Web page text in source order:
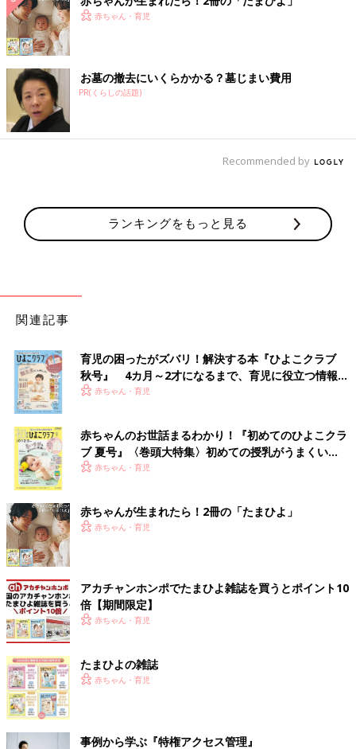
赤ちゃん・育児
お墓の撤去にいくらかかる？墓じまい費用
PR(くらしの話題)
Recommended by
ランキングをもっと見る
関連記事
育児の困ったがズバリ！解決する本『ひよこクラブ
秋号』 4カ月～2才になるまで、育児に役立つ情報が
いっぱい！
赤ちゃん・育児
赤ちゃんのお世話まるわかり！『初めてのひよこクラ
ブ 夏号』〈巻頭大特集〉初めての授乳がうまくい
く！ おっぱい・ミルクの基本と夏のトラブル 解決テ
赤ちゃん・育児
赤ちゃんが生まれたら！2冊の「たまひよ」
赤ちゃん・育児
アカチャンホンポでたまひよ雑誌を買うとポイント10
倍【期間限定】
赤ちゃん・育児
たまひよの雑誌
赤ちゃん・育児
事例から学ぶ『特権アクセス管理』